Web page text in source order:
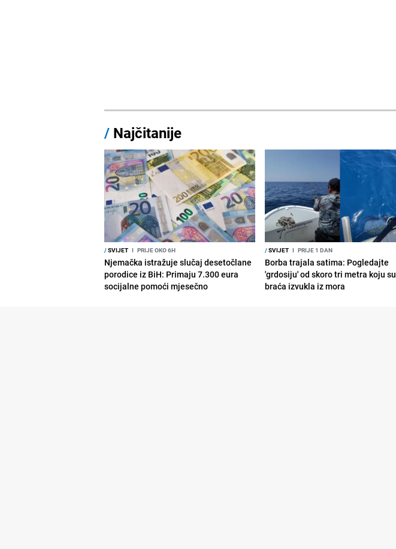
/ Najčitanije
/SVIJET I PRIJE OKO 6H
Njemačka istražuje slučaj desetočlane
porodice iz BiH: Primaju 7.300 eura
socijalne pomoći mjesečno
/SVIJET I PRIJE 1 DAN
Borba trajala satima: Pogledajte
'grdosiju' od skoro tri metra koju su
braća izvukla iz mora